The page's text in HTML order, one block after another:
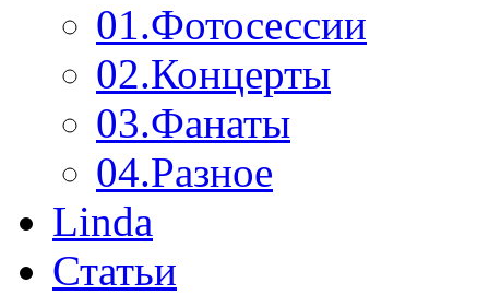
01.Фотосессии
02.Концерты
03.Фанаты
04.Разное
Linda
Статьи